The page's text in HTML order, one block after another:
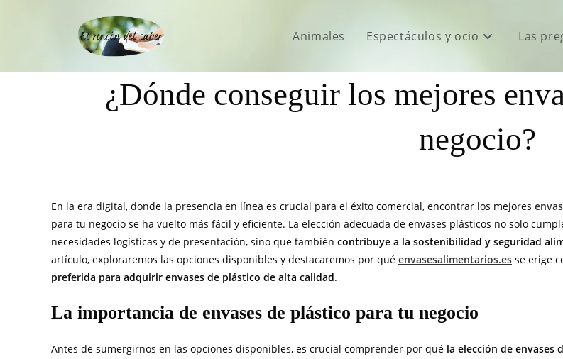
Animales Espectáculos y ocio Las
¿Dónde conseguir los mejores
negocio?
En la era digital, donde la presencia en línea es crucial para el éxito comercial, encontrar los mejores
para tu negocio se ha vuelto más fácil y eﬁciente. La elección adecuada de envases plásticos no solo
necesidades logísticas y de presentación, sino que también contribuye a la sostenibilidad y seguridad
artículo, exploraremos las opciones disponibles y destacaremos por qué envasesalimentarios.es se erige
preferida para adquirir envases de plástico de alta calidad.
La importancia de envases de plástico para tu negocio
Antes de sumergirnos en las opciones disponibles, es crucial comprender por qué la elección de envases